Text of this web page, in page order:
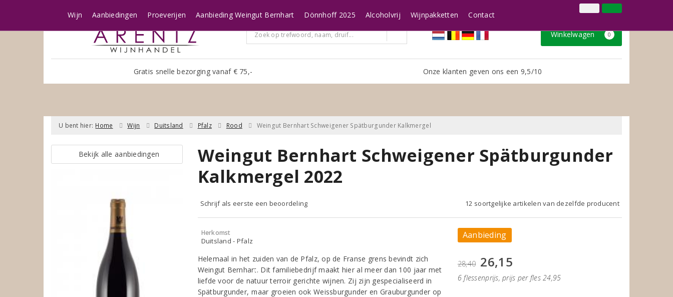
Klantenservice
Winkelwagen 0
Gratis snelle bezorging vanaf € 75,- Onze klanten geven ons een 9,5/10
Wijn Aanbiedingen Proeverijen Aanbieding Weingut Bernhart Dönnhoff 2025 Alcoholvrij Wijnpakketten Contact
U bent hier: Home Wijn Duitsland Pfalz Rood Weingut Bernhart Schweigener Spätburgunder Kalkmergel
Bekijk alle aanbiedingen
Weingut Bernhart Schweigener Spätburgunder
Kalkmergel 2022
Schrijf als eerste een beoordeling 12 soortgelijke artikelen van dezelfde producent
Herkomst
Duitsland - Pfalz
Helemaal in het zuiden van de Pfalz, op de Franse grens bevindt zich
Weingut Bernhart. Dit familiebedrijf maakt hier al meer dan 100 jaar met
liefde voor de natuur terroir gerichte wijnen. Zij zijn gespecialiseerd in
Spätburgunder, maar groeien ook Weissburgunder en Grauburgunder op
Aanbieding
28,40 26,15
6 flessenprijs, prijs per fles 24,95